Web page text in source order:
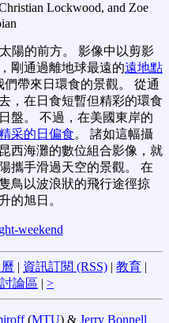
Lockwood, and Zoe
陽的前方。 影像中以剪影
剛通過離地球最遠的遠地點
帶來日環食的景觀。 從通
，在日食短暫但精彩的環食
盤。 不過，在美國東岸的
采的日偏食。 諸如這幅攝
西海灘的數位組合影像，就
攜手滑過天空的景觀。 在
鳥以波浪狀的飛行途徑掠
的旭日。
weekend
曆 | 資訊訂閱 (RSS) | 教育 |
討論區 | >
(MTU) & Jerry Bonnell